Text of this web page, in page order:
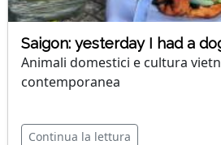
Saigon: yesterday I had a
Animali domestici e cultura
contemporanea
Continua la lettura